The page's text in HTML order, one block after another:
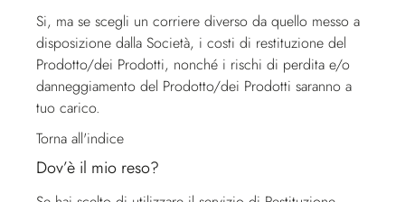
Si, ma se scegli un corriere diverso da quello messo a
disposizione dalla Società, i costi di restituzione del
Prodotto/dei Prodotti, nonché i rischi di perdita e/o
danneggiamento del Prodotto/dei Prodotti saranno a
tuo carico.
Torna all'indice
Dov’è il mio reso?